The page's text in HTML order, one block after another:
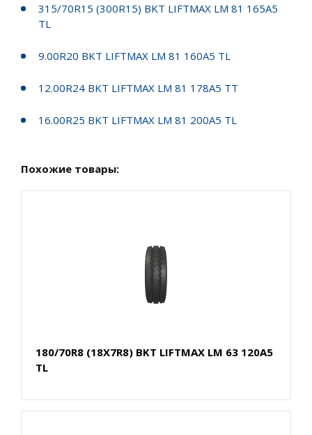
315/70R15 (300R15) BKT LIFTMAX LM 81 165A5
TL
9.00R20 BKT LIFTMAX LM 81 160A5 TL
12.00R24 BKT LIFTMAX LM 81 178A5 TT
16.00R25 BKT LIFTMAX LM 81 200A5 TL
Похожие товары:
180/70R8 (18X7R8) BKT LIFTMAX LM 63 120A5
TL